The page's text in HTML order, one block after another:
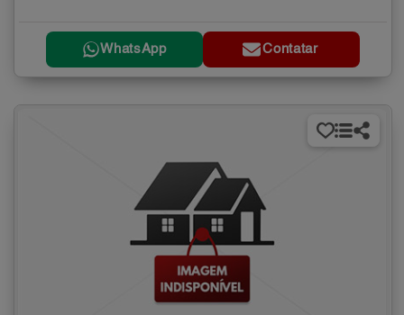
WhatsApp Contatar